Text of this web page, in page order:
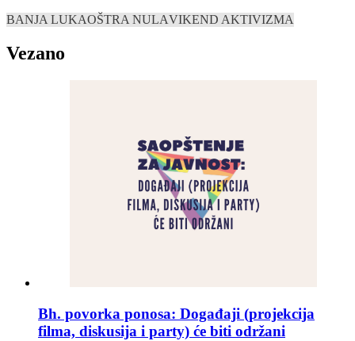
BANJA LUKAOŠTRA NULAVIKEND AKTIVIZMA
Vezano
Bh. povorka ponosa: Događaji (projekcija
filma, diskusija i party) će biti održani